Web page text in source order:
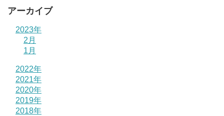
アーカイブ
2023年
2月
1月
2022年
2021年
2020年
2019年
2018年